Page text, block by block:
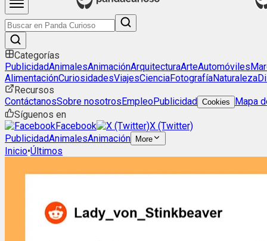
Categorías
PublicidadAnimalesAnimaciónArquitecturaArteAutomóviles
AlimentaciónCuriosidadesViajesCienciaFotografíaNaturaleza
Recursos
ContáctanosSobre nosotrosEmpleoPublicidad Cookies
Mapa
Síguenos en
Facebook
X (Twitter)
PublicidadAnimalesAnimación More
Inicio•Últimos